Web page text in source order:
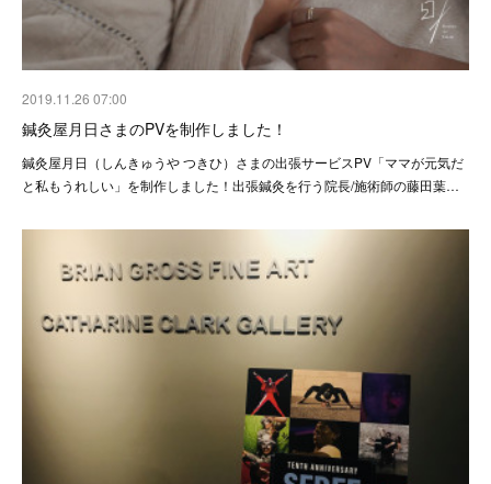
2019.11.26 07:00
鍼灸屋月日さまのPVを制作しました！
鍼灸屋月日（しんきゅうや つきひ）さまの出張サービスPV「ママが元気だ
と私もうれしい」を制作しました！出張鍼灸を行う院長/施術師の藤田葉…